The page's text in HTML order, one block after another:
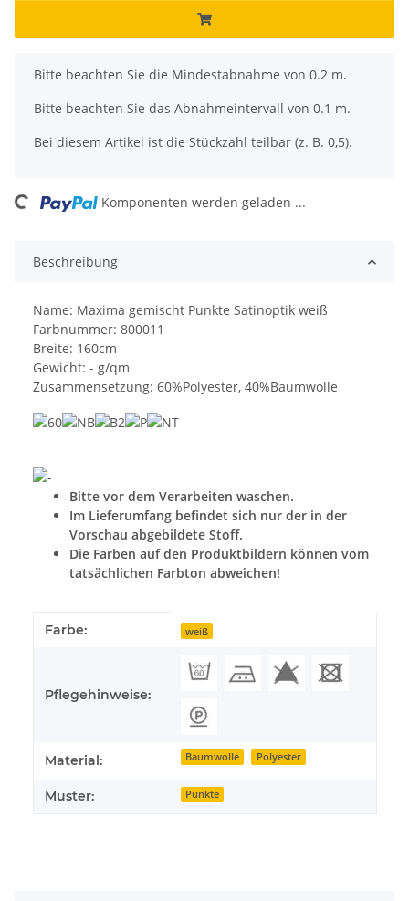
x
Bitte beachten Sie die Mindestabnahme von 0.2 m.
Bitte beachten Sie das Abnahmeintervall von 0.1 m.
Bei diesem Artikel ist die Stückzahl teilbar (z. B. 0,5).
Komponenten werden geladen ...
Beschreibung
Name: Maxima gemischt Punkte Satinoptik weiß
Farbnummer: 800011
Breite: 160cm
Gewicht: - g/qm
Zusammensetzung: 60%Polyester, 40%Baumwolle
Bitte vor dem Verarbeiten waschen.
Im Lieferumfang befindet sich nur der in der
Vorschau abgebildete Stoff.
Die Farben auf den Produktbildern können vom
tatsächlichen Farbton abweichen!
Produkteigenschaft
Wert
Farbe: weiß
Pflegehinweise:
Material: Baumwolle Polyester
Muster: Punkte